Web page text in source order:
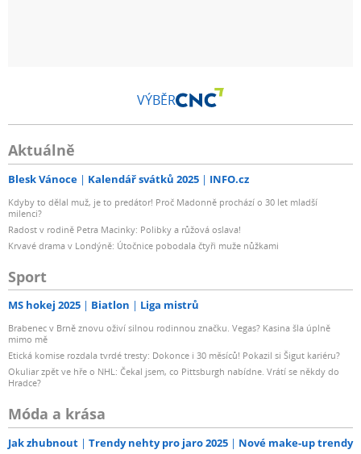
VÝBĚR
Aktuálně
Blesk Vánoce Kalendář svátků 2025 INFO.cz
Kdyby to dělal muž, je to predátor! Proč Madonně prochází o 30 let mladší
milenci?
Radost v rodině Petra Macinky: Polibky a růžová oslava!
Krvavé drama v Londýně: Útočnice pobodala čtyři muže nůžkami
Sport
MS hokej 2025 Biatlon Liga mistrů
Brabenec v Brně znovu oživí silnou rodinnou značku. Vegas? Kasina šla úplně
mimo mě
Etická komise rozdala tvrdé tresty: Dokonce i 30 měsíců! Pokazil si Šigut kariéru?
Okuliar zpět ve hře o NHL: Čekal jsem, co Pittsburgh nabídne. Vrátí se někdy do
Hradce?
Móda a krása
Jak zhubnout Trendy nehty pro jaro 2025 Nové make-up trendy